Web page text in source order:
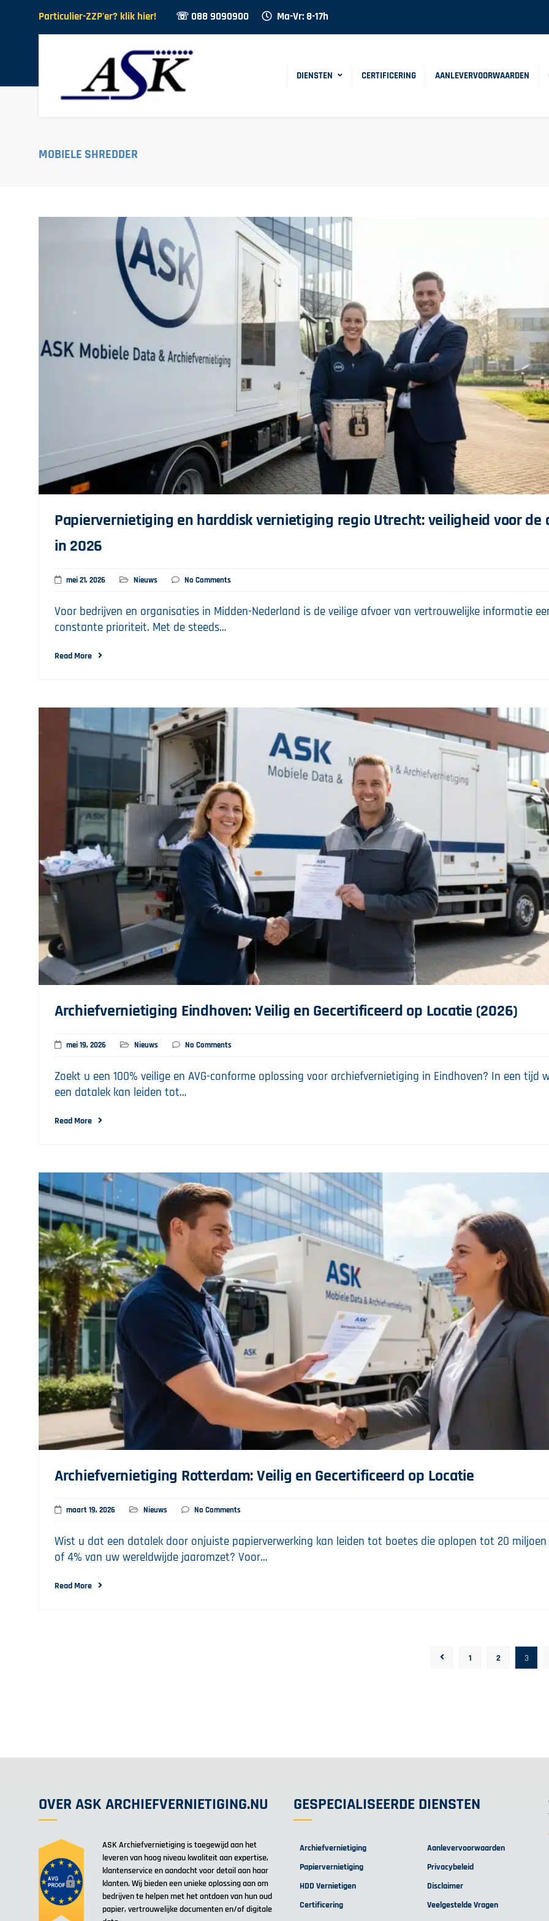
Particulier-ZZP'er? klik hier! ☏ 088 9090900 Ma-Vr: 8-17h
DIENSTEN CERTIFICERING AANLEVERVOORWAARDEN
MOBIELE SHREDDER
Papiervernietiging en harddisk vernietiging regio Utrecht: veiligheid voor de
in 2026
mei 21, 2026 Nieuws No Comments
Voor bedrijven en organisaties in Midden-Nederland is de veilige afvoer van vertrouwelijke informatie
constante prioriteit. Met de steeds…
Read More
Archiefvernietiging Eindhoven: Veilig en Gecertificeerd op Locatie (2026)
mei 19, 2026 Nieuws No Comments
Zoekt u een 100% veilige en AVG-conforme oplossing voor archiefvernietiging in Eindhoven? In een tijd
een datalek kan leiden tot…
Read More
Archiefvernietiging Rotterdam: Veilig en Gecertificeerd op Locatie
maart 19, 2026 Nieuws No Comments
Wist u dat een datalek door onjuiste papierverwerking kan leiden tot boetes die oplopen tot 20
of 4% van uw wereldwijde jaaromzet? Voor…
Read More
1 2 3
OVER ASK ARCHIEFVERNIETIGING.NU
ASK Archiefvernietiging is toegewijd aan het
leveren van hoog niveau kwaliteit aan expertise,
klantenservice en aandacht voor detail aan haar
klanten. Wij bieden een unieke oplossing aan om
bedrijven te helpen met het ontdoen van hun oud
papier, vertrouwelijke documenten en/of digitale
GESPECIALISEERDE DIENSTEN
Archiefvernietiging
Papiervernietiging
HDD Vernietigen
Certificering
Aanlevervoorwaarden
Privacybeleid
Disclaimer
Veelgestelde Vragen